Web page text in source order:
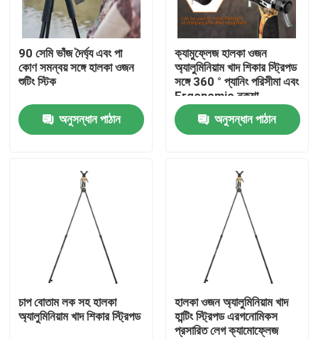
ভিডিও
VR প্রদর্শন
আমাদের সম্পর্কে
আমাদের সাথে যোগাযোগ করুন
উদ্ধৃতির জন্য আবেদন
90 সেমি ভাঁজ দৈর্ঘ্য এবং পা
কোণ সমন্বয় সঙ্গে হালকা ওজন
শুটিং স্টিক
অনুসন্ধান পাঠান
ক্যামুফ্লেজ হালকা ওজন
অ্যালুমিনিয়াম খাদ শিকার স্ট্রিপড
সঙ্গে 360 ° প্যানিং পরিসীমা এবং
Ergonomic নকশা
অনুসন্ধান পাঠান
চাপ বোতাম লক সহ হালকা
অ্যালুমিনিয়াম খাদ শিকার স্ট্রিপড
হালকা ওজন অ্যালুমিনিয়াম খাদ
হান্টিং স্ট্রিপড এরগনোমিকস
প্রসারিত লেগ ক্যামোফ্লেজ